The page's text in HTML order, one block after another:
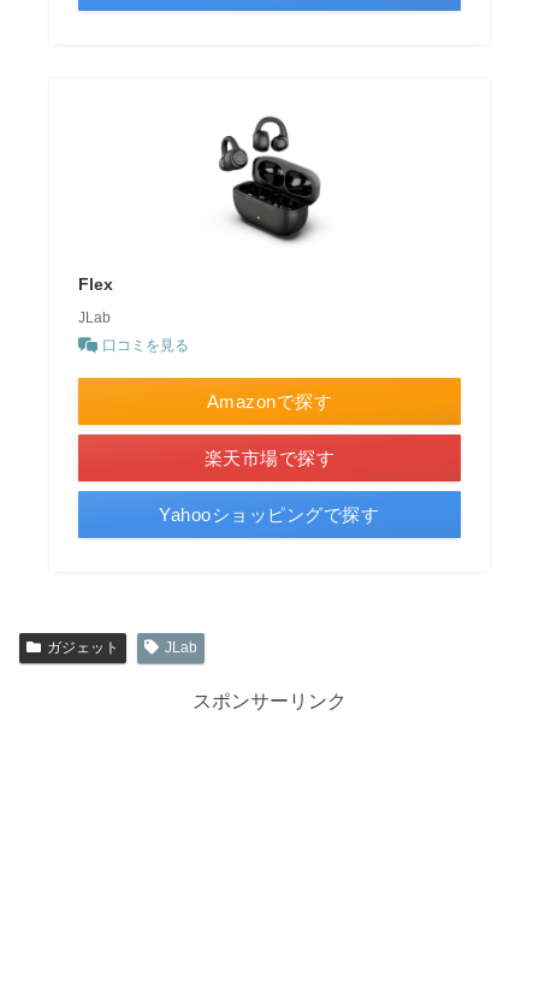
Flex
JLab
口コミを見る
Amazonで探す
楽天市場で探す
Yahooショッピングで探す
ガジェット JLab
スポンサーリンク